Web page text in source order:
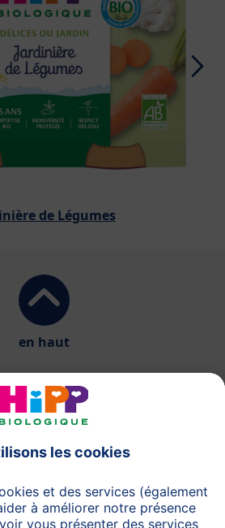
de Légumes
en haut
HiPP Grossesse